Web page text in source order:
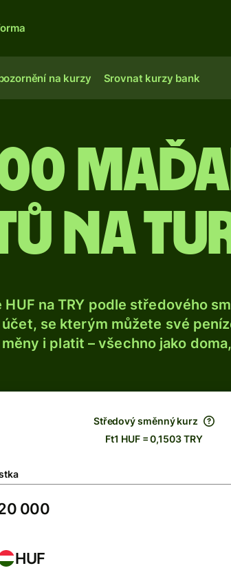
na kurzy Srovnat kurzy bank
na
na TRY podle středového
se kterým můžete své
i platit – všechno jako
Středový směnný kurz
Ft1 HUF = 0,1503 TRY
HUF